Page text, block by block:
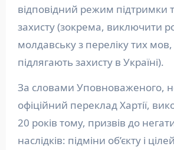
відповідний режим підтримки
захисту (зокрема, виключити
молдавську з переліку тих
підлягають захисту в Україні).
За словами Уповноваженого,
офіційний переклад Хартії,
20 років тому, призвів до
наслідків: підміни об’єкту і